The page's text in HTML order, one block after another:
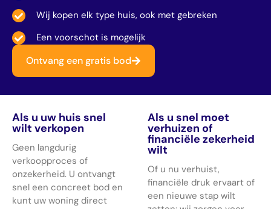
Wij kopen elk type huis, ook met gebreken
Een voorschot is mogelijk
Ontvang een gratis bod
Als u uw huis snel
wilt verkopen
Geen langdurig
verkoopproces of
onzekerheid. U ontvangt
snel een concreet bod en
kunt uw woning direct
Als u snel moet
verhuizen of
financiële zekerheid
wilt
Of u nu verhuist,
financiële druk ervaart of
een nieuwe stap wilt